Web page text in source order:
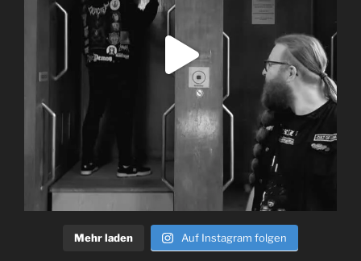
Mehr laden Auf Instagram folgen